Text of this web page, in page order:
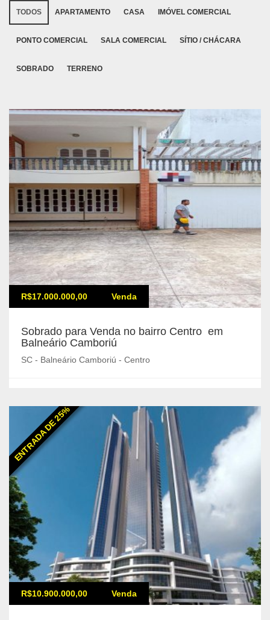
TODOS APARTAMENTO CASA IMÓVEL COMERCIAL
PONTO COMERCIAL SALA COMERCIAL SÍTIO / CHÁCARA
SOBRADO TERRENO
R$17.000.000,00 Venda
Sobrado para Venda no bairro Centro em
Balneário Camboriú
SC - Balneário Camboriú - Centro
ENTRADA DE 25%
R$10.900.000,00 Venda